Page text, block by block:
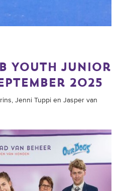
Youth Junior
2025
Jenni Tuppi en Jasper van